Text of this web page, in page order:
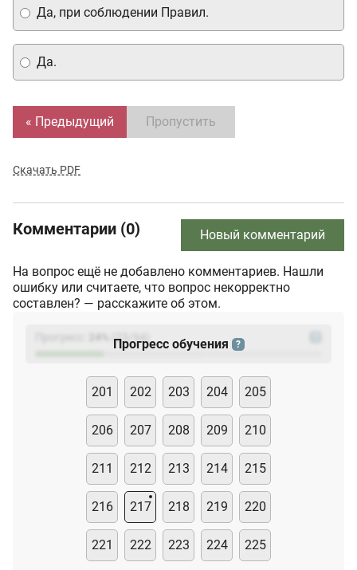
Да.
Да, при соблюдении Правил.
« Предыдущий Пропустить
Скачать PDF
Комментарии (0) Новый комментарий
На вопрос ещё не добавлено комментариев. Нашли
ошибку или считаете, что вопрос некорректно
составлен? — расскажите об этом.
(23
Прогресс обучения ?
201 202 203 204 205
206 207 208 209 210
211 212 213 214 215
216 217 218 219 220
221 222 223 224 225